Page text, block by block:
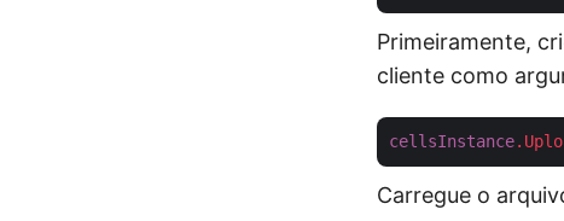
Primeiramente,
cliente como
cellsInstance
Carregue o